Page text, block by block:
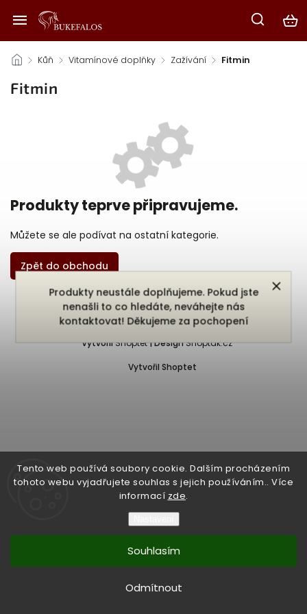
Tento web používá soubory cookie. Dalším procházením
tohoto webu vyjadřujete souhlas s jejich používáním.. Více
informací zde.
Odmítnout
Souhlasím
Produkty neustále doplňujeme. Pokud jste
nenašli to co hledáte, neváhejte nás
kontaktovat! Děkujeme za pochopení
/ Kůň / Vitamínové doplňky / Zažívání / Fitmin
Fitmin
Produkty teprve připravujeme.
Můžete se ale podívat na ostatní kategorie.
Zpět do obchodu
Vytvořil Shoptet
Copyright 2026Bukefalos. Všechna práva vyhrazena.
Vytvořil Shoptet | Design Shoptak.cz